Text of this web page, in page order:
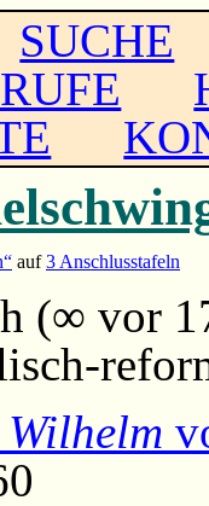
SUCHE
auf3 Anschlusstafeln
(∞ vor
Wilhelm